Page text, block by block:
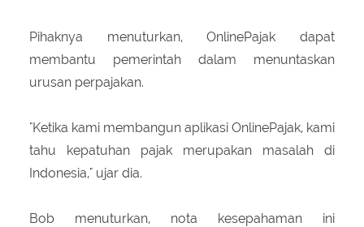
Pihaknya menuturkan, OnlinePajak dapat
membantu pemerintah dalam menuntaskan
urusan perpajakan.
"Ketika kami membangun aplikasi OnlinePajak, kami
tahu kepatuhan pajak merupakan masalah di
Indonesia," ujar dia.
Bob menuturkan, nota kesepahaman ini